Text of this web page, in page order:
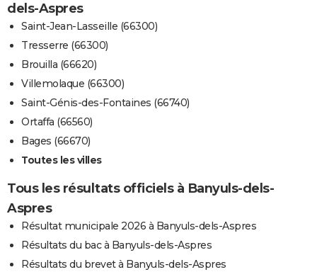
dels-Aspres
Saint-Jean-Lasseille (66300)
Tresserre (66300)
Brouilla (66620)
Villemolaque (66300)
Saint-Génis-des-Fontaines (66740)
Ortaffa (66560)
Bages (66670)
Toutes les villes
Tous les résultats officiels à Banyuls-dels-
Aspres
Résultat municipale 2026 à Banyuls-dels-Aspres
Résultats du bac à Banyuls-dels-Aspres
Résultats du brevet à Banyuls-dels-Aspres